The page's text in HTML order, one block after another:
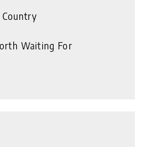
Waiting For